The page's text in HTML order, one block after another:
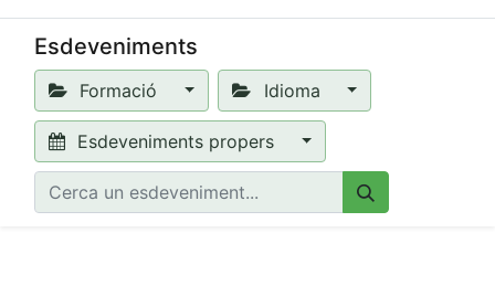
Esdeveniments
Formació Idioma
Esdeveniments propers